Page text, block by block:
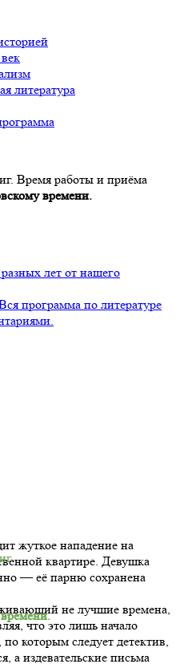
литература
Время работы и приёма
времени.
лет от нашего
программа по литературе
жуткое нападение на
квартире. Девушка
— её парню сохранена
не лучшие времена,
что это лишь начало
которым следует детектив,
а издевательские письма